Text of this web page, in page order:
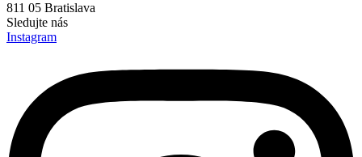
811 05 Bratislava
Sledujte nás
Instagram